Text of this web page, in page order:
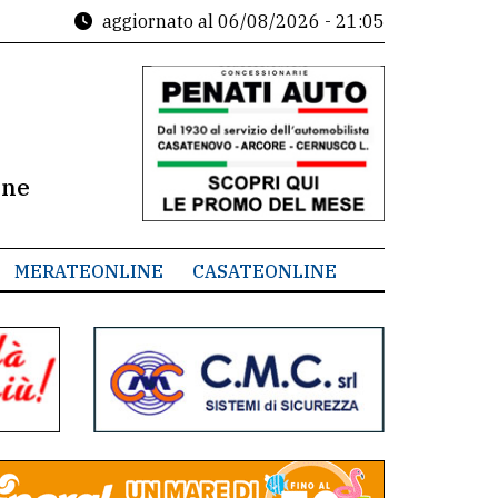
aggiornato al 06/08/2026 - 21:05
MERATEONLINE CASATEONLINE